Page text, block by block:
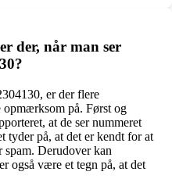
der, når man ser
er der flere
opmærksom på. Først og
at de ser nummeret
tyder på, at det er kendt for at
Derudover kan
også være et tegn på, at det